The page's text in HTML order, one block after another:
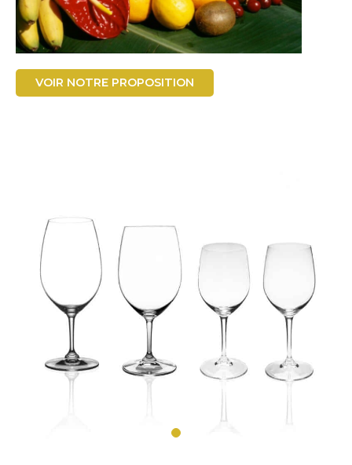
VOIR NOTRE PROPOSITION